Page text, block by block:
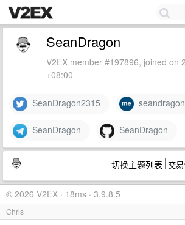
SeanDragon
V2EX member #197896, joined on
+08:00
SeanDragon2315 seandragon
SeanDragon SeanDragon
切换主题列表
© 2026 V2EX · 18ms · 3.9.8.5
Chris